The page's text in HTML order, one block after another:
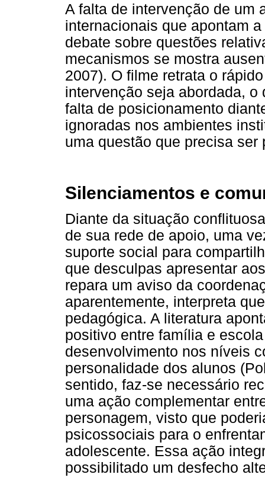
A falta de intervenção de um
internacionais que apontam
debate sobre questões
mecanismos se mostra
2007). O filme retrata o
intervenção seja abordada,
falta de posicionamento
ignoradas nos ambientes
uma questão que precisa ser
Silenciamentos e
Diante da situação
de sua rede de apoio, uma
suporte social para
que desculpas apresentar
repara um aviso da
aparentemente, interpreta
pedagógica. A literatura
positivo entre família e
desenvolvimento nos níveis
personalidade dos alunos
sentido, faz-se necessário
uma ação complementar
personagem, visto que
psicossociais para o
adolescente. Essa ação
possibilitado um desfecho